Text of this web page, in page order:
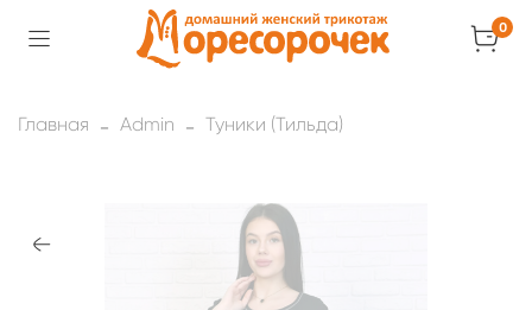
0
Главная Admin Туники (Тильда)